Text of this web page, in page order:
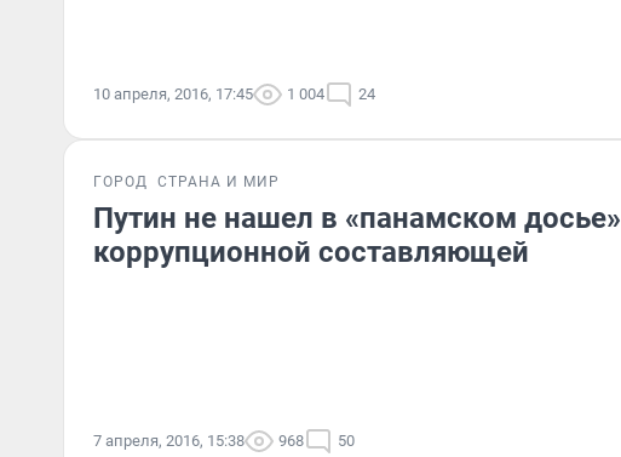
10 апреля, 2016, 17:45 1 004 24
ГОРОД СТРАНА И МИР
Путин не нашел в «панамском досье»
коррупционной составляющей
7 апреля, 2016, 15:38 968 50